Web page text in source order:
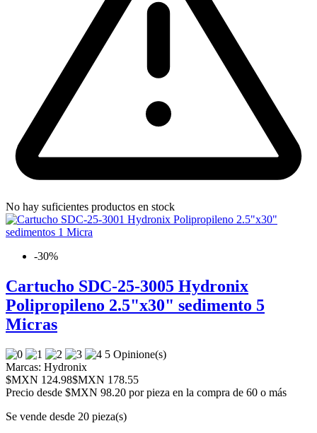
No hay suficientes productos en stock
-30%
Cartucho SDC-25-3005 Hydronix
Polipropileno 2.5"x30" sedimento 5
Micras
5 Opinione(s)
Marcas: Hydronix
$MXN 124.98$MXN 178.55
Precio desde $MXN 98.20 por pieza en la compra de 60 o más
Se vende desde 20 pieza(s)